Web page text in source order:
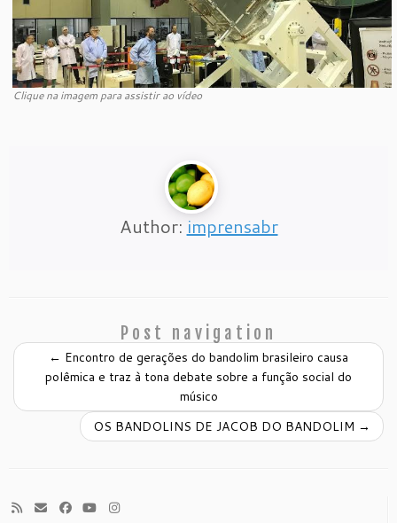
Clique na imagem para assistir ao vídeo
Author: imprensabr
Post navigation
← Encontro de gerações do bandolim brasileiro causa
polêmica e traz à tona debate sobre a função social do
músico
OS BANDOLINS DE JACOB DO BANDOLIM →